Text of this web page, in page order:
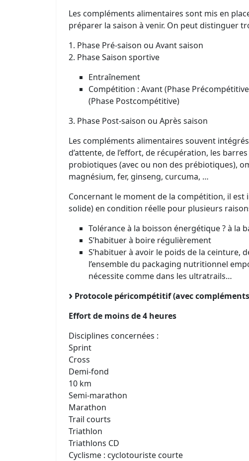
Les compléments alimentaires sont mis en
préparer la saison à venir. On peut distinguer
1. Phase Pré-saison ou Avant saison
2. Phase Saison sportive
Entraînement
Compétition : Avant (Phase
(Phase Postcompétitive)
3. Phase Post-saison ou Après saison
Les compléments alimentaires souvent
d’attente, de l’effort, de récupération, les
probiotiques (avec ou non des prébiotiques),
magnésium, fer, ginseng, curcuma, …
Concernant le moment de la compétition, il
solide) en condition réelle pour plusieurs
Tolérance à la boisson énergétique ? à la
S’habituer à boire régulièrement
S’habituer à avoir le poids de la ceinture,
l’ensemble du packaging nutritionnel
nécessite comme dans les ultratrails…
Protocole péricompétitif (avec
Effort de moins de 4 heures
Disciplines concernées :
Sprint
Cross
Demi-fond
10 km
Semi-marathon
Marathon
Trail courts
Triathlon
Triathlons CD
Cyclisme : cyclotouriste courte